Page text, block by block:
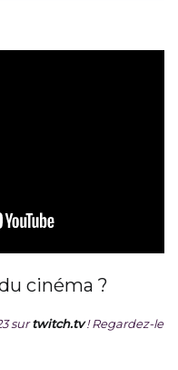
cinéma ?
surtwitch.tv ! Regardez-le